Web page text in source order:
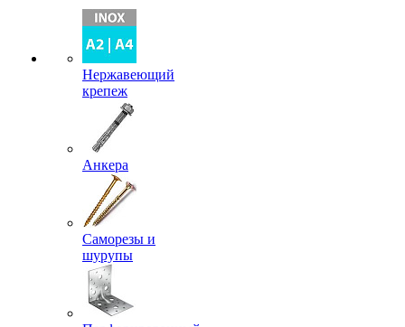
Нержавеющий
крепеж
Анкера
Саморезы и
шурупы